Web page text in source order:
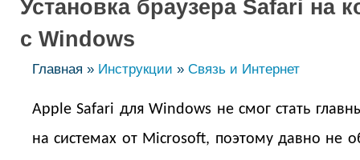
Установка браузера Safari на
с Windows
Главная » Инструкции » Связь и Интернет
Apple Safari для Windows не смог стать
на системах от Microsoft, поэтому давно не